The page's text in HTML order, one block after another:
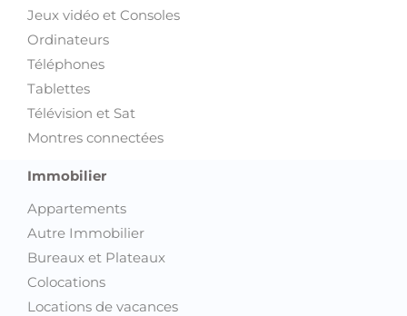
Jeux vidéo et Consoles
Ordinateurs
Téléphones
Tablettes
Télévision et Sat
Montres connectées
Immobilier
Appartements
Autre Immobilier
Bureaux et Plateaux
Colocations
Locations de vacances